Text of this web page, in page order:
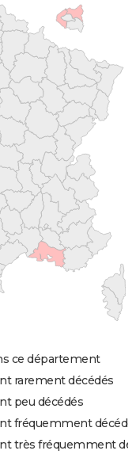
ce département
rarement décédés
peu décédés
fréquemment
très fréquemment